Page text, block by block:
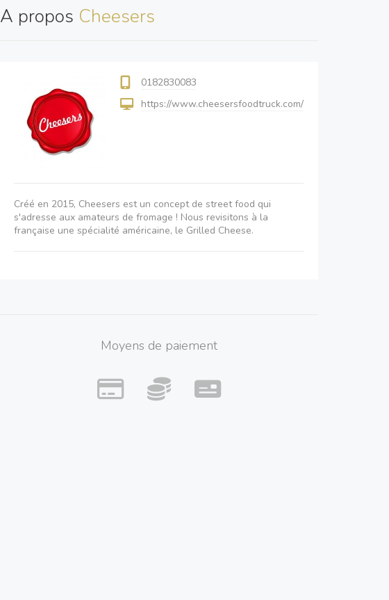
A propos Cheesers
0182830083
https://www.cheesersfoodtruck.com/
Créé en 2015, Cheesers est un concept de street food qui
s'adresse aux amateurs de fromage ! Nous revisitons à la
française une spécialité américaine, le Grilled Cheese.
Moyens de paiement